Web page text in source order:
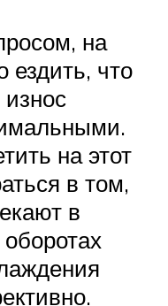
на
ездить, что
на этот
в том,
в